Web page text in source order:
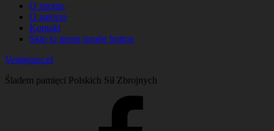
O stronie
O autorze
Kontakt
Skip to menu toggle button
Vestigium.pl
Śladem pamięci Polskich Sił Zbrojnych